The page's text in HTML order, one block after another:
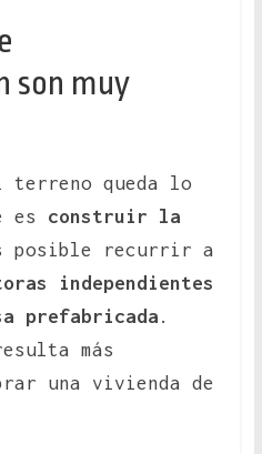
son muy
terreno queda lo
es construir la
posible recurrir a
independientes
prefabricada .
más
una vivienda de